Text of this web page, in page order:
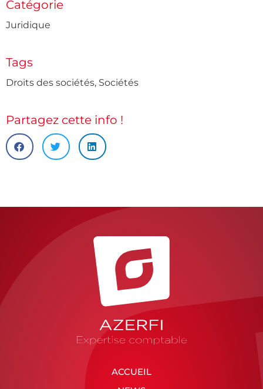
Catégorie
Juridique
Tags
Droits des sociétés, Sociétés
Partagez cette info !
ACCUEIL